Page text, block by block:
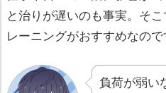
と治りが遅いのも事実。そ
レーニングがおすすめなので
負荷が弱い